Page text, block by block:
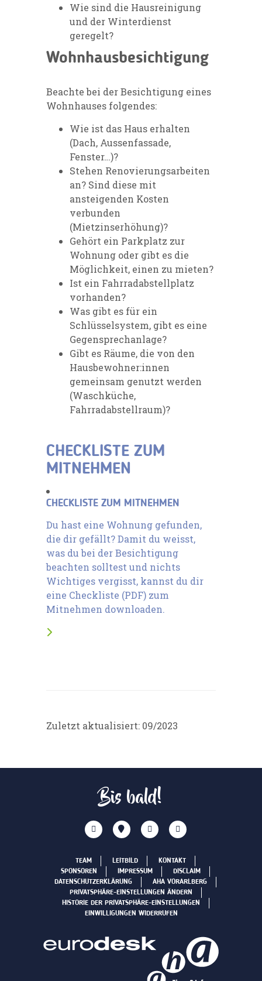
Wie sind die Hausreinigung
und der Winterdienst
geregelt?
Wohnhausbesichtigung
Beachte bei der Besichtigung eines
Wohnhauses folgendes:
Wie ist das Haus erhalten
(Dach, Aussenfassade,
Fenster…)?
Stehen Renovierungsarbeiten
an? Sind diese mit
ansteigenden Kosten
verbunden
(Mietzinserhöhung)?
Gehört ein Parkplatz zur
Wohnung oder gibt es die
Möglichkeit, einen zu mieten?
Ist ein Fahrradabstellplatz
vorhanden?
Was gibt es für ein
Schlüsselsystem, gibt es eine
Gegensprechanlage?
Gibt es Räume, die von den
Hausbewohner:innen
gemeinsam genutzt werden
(Waschküche,
Fahrradabstellraum)?
CHECKLISTE ZUM
MITNEHMEN
CHECKLISTE ZUM MITNEHMEN
Du hast eine Wohnung gefunden,
die dir gefällt? Damit du weisst,
was du bei der Besichtigung
beachten solltest und nichts
Wichtiges vergisst, kannst du dir
eine Checkliste (PDF) zum
Mitnehmen downloaden.
Zuletzt aktualisiert: 09/2023
Bis bald!
TEAM LEITBILD
KONTAKT
SPONSOREN
IMPRESSUM
DISCLAIM
DATENSCHUTZERKLÄRUNG
AHA VORARLBERG
PRIVATSPHÄRE-EINSTELLUNGEN ÄNDERN
HISTORIE DER PRIVATSPHÄRE-EINSTELLUNGEN
EINWILLIGUNGEN WIDERRUFEN